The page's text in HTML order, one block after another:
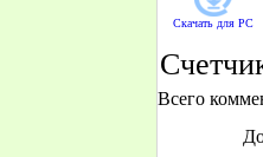
Скачать для PC
Всего